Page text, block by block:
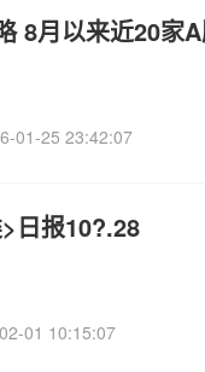
8月以来近20
01-25 23:42:07
日报10?.28
01 10:15:07